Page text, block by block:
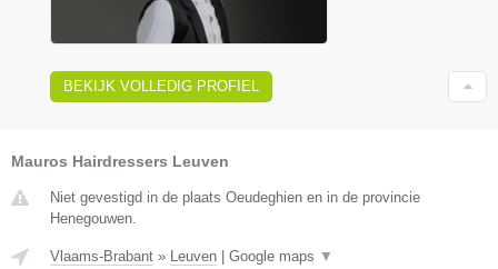
BEKIJK VOLLEDIG PROFIEL
Mauros Hairdressers Leuven
Niet gevestigd in de plaats Oeudeghien en in de provincie
Henegouwen.
Vlaams-Brabant » Leuven | Google maps ▼